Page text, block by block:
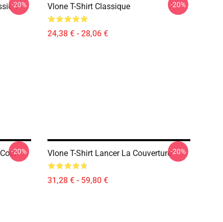
T-
-20% Vlone T-Shirt Classique
24,38 € - 28,06 €
-20%
-20% Vlone T-Shirt Lancer La Couverture
31,28 € - 59,80 €
-20%